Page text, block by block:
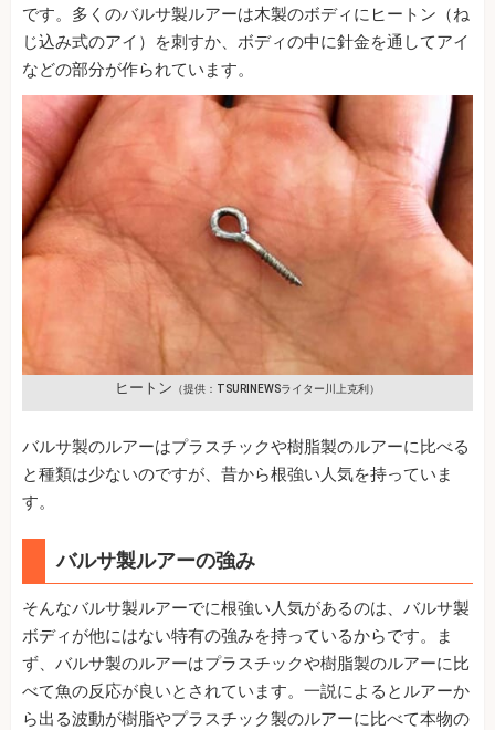
です。多くのバルサ製ルアーは木製のボディにヒートン（ね
じ込み式のアイ）を刺すか、ボディの中に針金を通してアイ
などの部分が作られています。
ヒートン （提供：TSURINEWSライター川上克利）
バルサ製のルアーはプラスチックや樹脂製のルアーに比べる
と種類は少ないのですが、昔から根強い人気を持っていま
す。
バルサ製ルアーの強み
そんなバルサ製ルアーでに根強い人気があるのは、バルサ製
ボディが他にはない特有の強みを持っているからです。ま
ず、バルサ製のルアーはプラスチックや樹脂製のルアーに比
べて魚の反応が良いとされています。一説によるとルアーか
ら出る波動が樹脂やプラスチック製のルアーに比べて本物の